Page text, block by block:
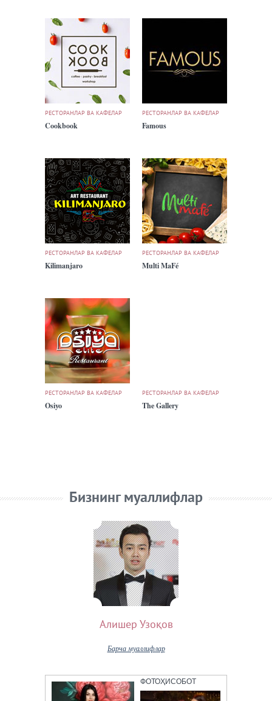
РЕСТОРАНЛАР ВА КАФЕЛАР
Cookbook
РЕСТОРАНЛАР ВА КАФЕЛАР
Famous
РЕСТОРАНЛАР ВА КАФЕЛАР
Kilimanjaro
РЕСТОРАНЛАР ВА КАФЕЛАР
Multi MaFé
РЕСТОРАНЛАР ВА КАФЕЛАР
Osiyo
РЕСТОРАНЛАР ВА КАФЕЛАР
The Gallery
Бизнинг муаллифлар
Алишер Узоқов
Барча муаллифлар
ФОТОҲИСОБОТ